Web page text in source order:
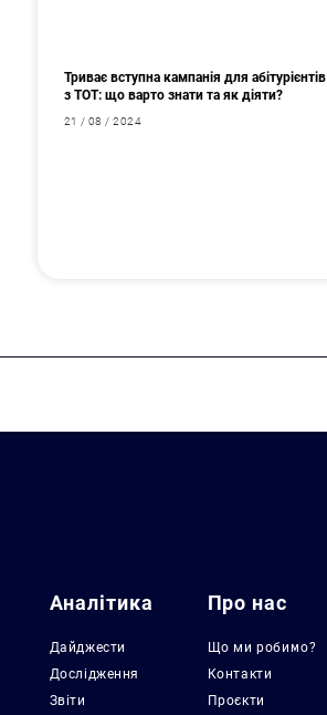
Триває вступна кампанія для абітурієнтів
з ТОТ: що варто знати та як діяти?
21 / 08 / 2024
Аналітика
Дайджести
Дослідження
Звіти
Про нас
Що ми робимо?
Контакти
Проєкти